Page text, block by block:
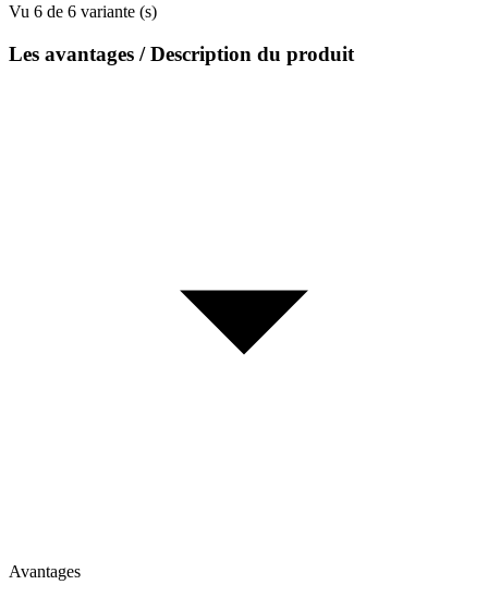
Vu 6 de 6 variante (s)
Les avantages / Description du produit
Avantages